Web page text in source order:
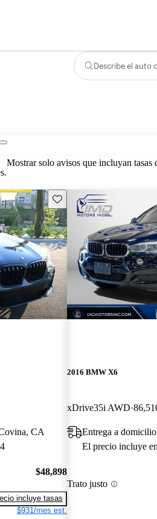
Describe el auto
Mostrar solo avisos que incluyan tasas
Guarda este Aviso
CA
$48,898
incluye tasas
$931/mes est.
¡Nuevo!
2016 BMW X6
xDrive35i AWD
Entrega a
El precio incluye
Trato justo